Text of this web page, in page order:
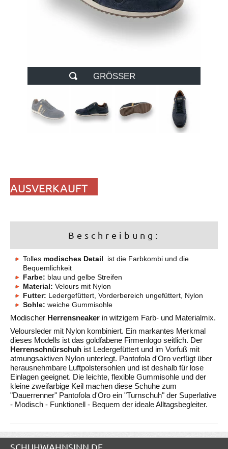
GRÖSSER
AUSVERKAUFT
Beschreibung:
Tolles modisches Detail ist die Farbkombi und die
Bequemlichkeit
Farbe: blau und gelbe Streifen
Material: Velours mit Nylon
Futter: Ledergefüttert, Vorderbereich ungefüttert, Nylon
Sohle: weiche Gummisohle
Modischer Herrensneaker in witzigem Farb- und Materialmix.
Veloursleder mit Nylon kombiniert. Ein markantes Merkmal
dieses Modells ist das goldfabene Firmenlogo seitlich. Der
Herrenschnürschuh ist Ledergefüttert und im Vorfuß mit
atmungsaktiven Nylon unterlegt. Pantofola d'Oro verfügt über
herausnehmbare Luftpolstersohlen und ist deshalb für lose
Einlagen geeignet. Die leichte, flexible Gummisohle und der
kleine zweifarbige Keil machen diese Schuhe zum
"Dauerrenner" Pantofola d'Oro ein "Turnschuh" der Superlative
- Modisch - Funktionell - Bequem der ideale Alltagsbegleiter.
SCHUHWAHNSINN.DE